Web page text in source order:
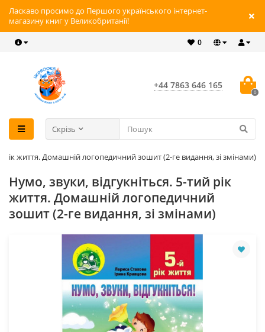
Ласкаво просимо до Першого українського інтернет-
магазину книг у Великобританії!
0
+44 7863 646 165
0
Скрізь
рік життя. Домашній логопедичний зошит (2-ге видання, зі змінами)
Нумо, звуки, відгукніться. 5-тий рік
життя. Домашній логопедичний
зошит (2-ге видання, зі змінами)